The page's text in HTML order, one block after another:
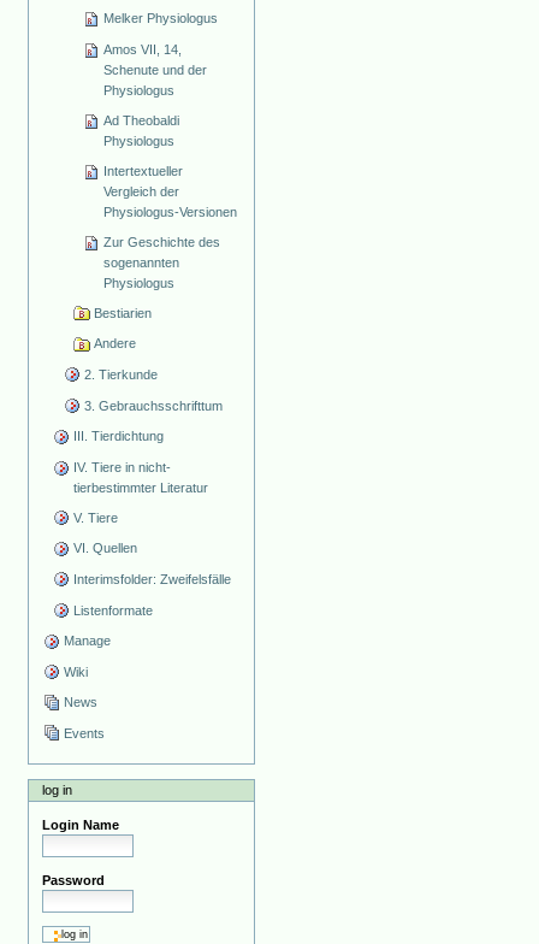
Melker Physiologus
Amos VII, 14,
Schenute und der
Physiologus
Ad Theobaldi
Physiologus
Intertextueller
Vergleich der
Physiologus-Versionen
Zur Geschichte des
sogenannten
Physiologus
Bestiarien
Andere
2. Tierkunde
3. Gebrauchsschrifttum
III. Tierdichtung
IV. Tiere in nicht-
tierbestimmter Literatur
V. Tiere
VI. Quellen
Interimsfolder: Zweifelsfälle
Listenformate
Manage
Wiki
News
Events
log in
Login Name
Password